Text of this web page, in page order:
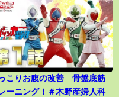
こりお腹の改善 骨盤底筋
ーニング！＃木野産婦人科